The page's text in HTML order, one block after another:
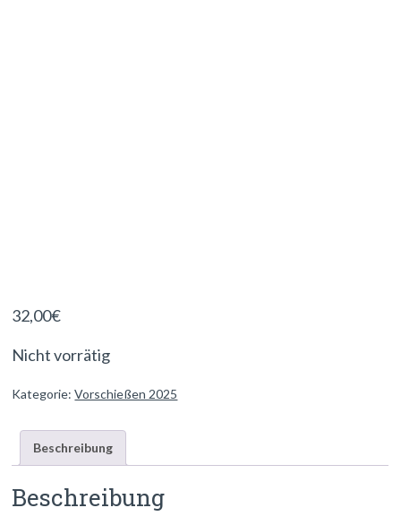
32,00€
Nicht vorrätig
Kategorie:Vorschießen 2025
Beschreibung
Beschreibung